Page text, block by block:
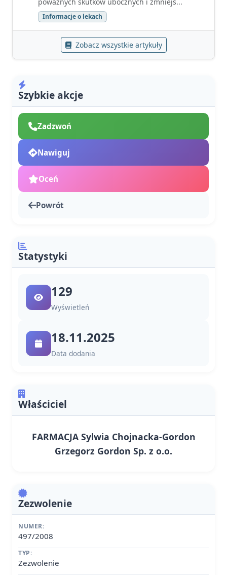
Informacje o lekach
Zobacz wszystkie artykuły
Szybkie akcje
Zadzwoń
Nawiguj
Oceń
Powrót
Statystyki
129
Wyświetleń
18.11.2025
Data dodania
Właściciel
FARMACJA Sylwia Chojnacka-Gordon
Grzegorz Gordon Sp. z o.o.
Zezwolenie
NUMER:
497/2008
TYP:
Zezwolenie